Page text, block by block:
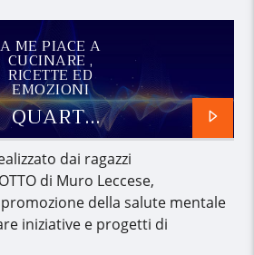
A ME PIACE A
CUCINARE ,
RICETTE ED
EMOZIONI
QUARTA
PARTE
dai ragazzi
di Muro Leccese,
della salute mentale
iniziative e progetti di